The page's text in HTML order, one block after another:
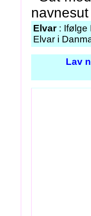
Elvar: Ifølge
Elvar i
Lav